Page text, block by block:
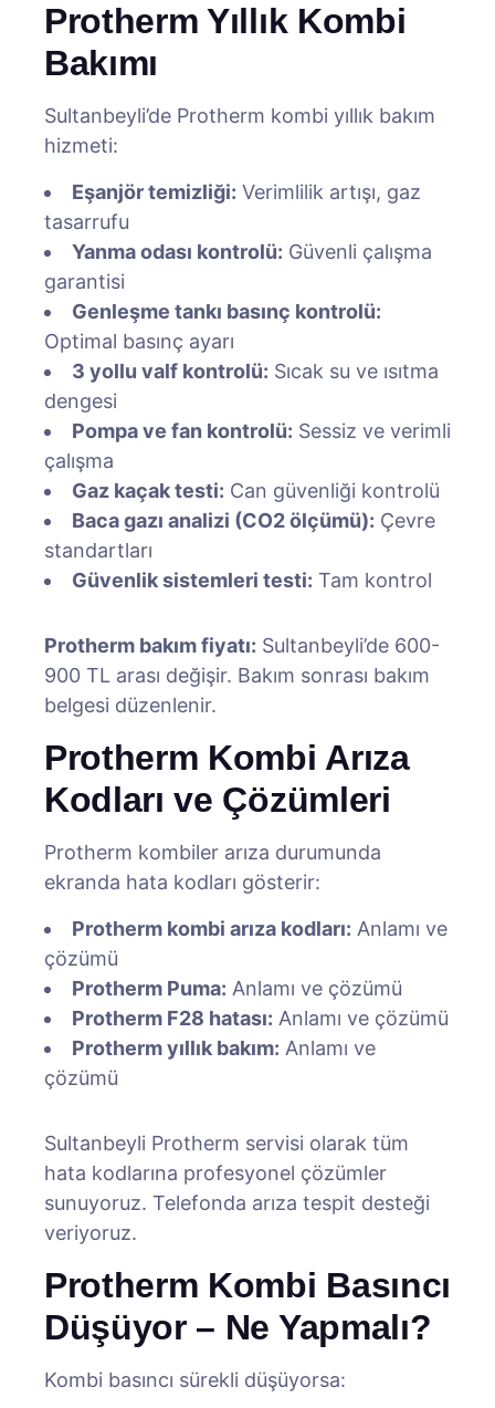
Protherm Yıllık Kombi
Bakımı
Sultanbeyli’de Protherm kombi yıllık bakım
hizmeti:
Eşanjör temizliği: Verimlilik artışı, gaz
tasarrufu
Yanma odası kontrolü: Güvenli çalışma
garantisi
Genleşme tankı basınç kontrolü:
Optimal basınç ayarı
3 yollu valf kontrolü: Sıcak su ve ısıtma
dengesi
Pompa ve fan kontrolü: Sessiz ve verimli
çalışma
Gaz kaçak testi: Can güvenliği kontrolü
Baca gazı analizi (CO2 ölçümü): Çevre
standartları
Güvenlik sistemleri testi: Tam kontrol
Protherm bakım fiyatı: Sultanbeyli’de 600-
900 TL arası değişir. Bakım sonrası bakım
belgesi düzenlenir.
Protherm Kombi Arıza
Kodları ve Çözümleri
Protherm kombiler arıza durumunda
ekranda hata kodları gösterir:
Protherm kombi arıza kodları: Anlamı ve
çözümü
Protherm Puma: Anlamı ve çözümü
Protherm F28 hatası: Anlamı ve çözümü
Protherm yıllık bakım: Anlamı ve
çözümü
Sultanbeyli Protherm servisi olarak tüm
hata kodlarına profesyonel çözümler
sunuyoruz. Telefonda arıza tespit desteği
veriyoruz.
Protherm Kombi Basıncı
Düşüyor – Ne Yapmalı?
Kombi basıncı sürekli düşüyorsa: